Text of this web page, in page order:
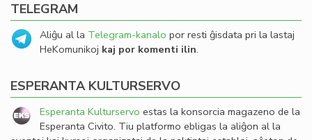
TELEGRAM
Aliĝu al la Telegram-kanalo por resti ĝisdata pri la lastaj
HeKomunikoj kaj por komenti ilin.
ESPERANTA KULTURSERVO
Esperanta Kulturservo estas la konsorcia magazeno de la
Esperanta Civito. Tiu platformo ebligas la aliĝon al la